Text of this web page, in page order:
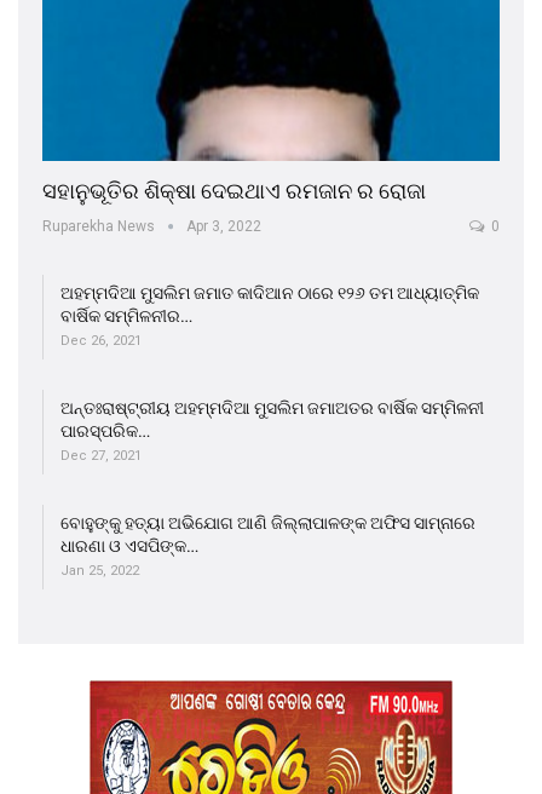
ସହାନୁଭୂତିର ଶିକ୍ଷା ଦେଇଥାଏ ରମଜାନ ର ରୋଜା
Ruparekha News Apr 3, 2022 0
ଅହମ୍ମଦିଆ ମୁସଲିମ ଜମାତ କାଦିଆନ ଠାରେ ୧୨୬ ତମ ଆଧ୍ୟାତ୍ମିକ
ବାର୍ଷିକ ସମ୍ମିଳନୀର…
Dec 26, 2021
ଅନ୍ତଃରାଷ୍ଟ୍ରୀୟ ଅହମ୍ମଦିଆ ମୁସଲିମ ଜମାଅତର ବାର୍ଷିକ ସମ୍ମିଳନୀ
ପାରସ୍ପରିକ…
Dec 27, 2021
ବୋହୁଙ୍କୁ ହତ୍ୟା ଅଭିଯୋଗ ଆଣି ଜିଲ୍ଲାପାଳଙ୍କ ଅଫିସ ସାମ୍ନାରେ
ଧାରଣା ଓ ଏସପିଙ୍କ…
Jan 25, 2022